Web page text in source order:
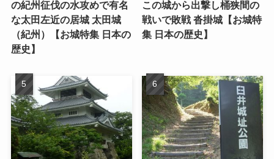
の紀州征伐の水攻めで有名
な太田左近の居城 太田城
（紀州）【お城特集 日本の
歴史】
この城から出撃し桶狭間の
戦いで敗戦 沓掛城【お城特
集 日本の歴史】